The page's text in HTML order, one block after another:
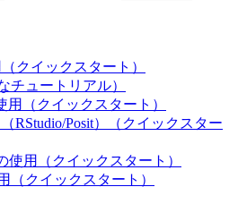
クイックスタート）
チュートリアル）
用（クイックスタート）
RStudio/Posit）（クイックスター
使用（クイックスタート）
（クイックスタート）